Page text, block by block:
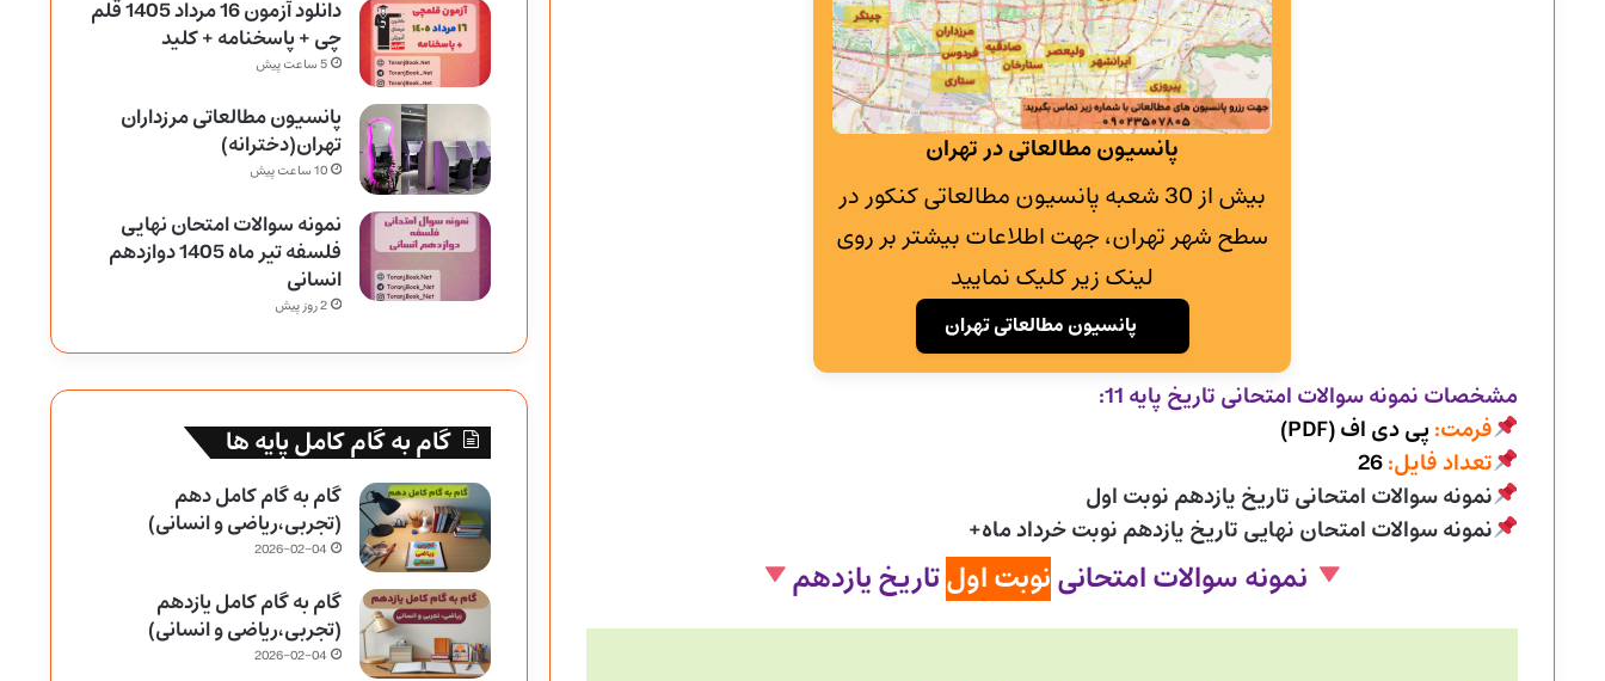
پانسیون مطالعاتی در تهران
بیش از 30 شعبه پانسیون مطالعاتی کنکور در
سطح شهر تهران، جهت اطلاعات بیشتر بر روی
لینک زیر کلیک نمایید
پانسیون مطالعاتی تهران
مشخصات نمونه سوالات امتحانی تاریخ پایه 11:
فرمت: پی دی اف (PDF)
تعداد فایل:26
نمونه سوالات امتحانی تاریخ یازدهم نوبت اول
نمونه سوالات امتحان نهایی تاریخ یازدهم نوبت خرداد ماه+
نمونه سوالات امتحانینوبت اولتاریخ یازدهم
دانلود آزمون 16 مرداد 1405 قلم
چی + پاسخنامه + کلید
5 ساعت پیش
پانسیون مطالعاتی مرزداران
تهران(دخترانه)
10 ساعت پیش
نمونه سوالات امتحان نهایی
فلسفه تیر ماه 1405 دوازدهم
انسانی
2 روز پیش
گام به گام کامل پایه ها
گام به گام کامل دهم
(تجربی،ریاضی و انسانی)
2026-02-04
گام به گام کامل یازدهم
(تجربی،ریاضی و انسانی)
2026-02-04